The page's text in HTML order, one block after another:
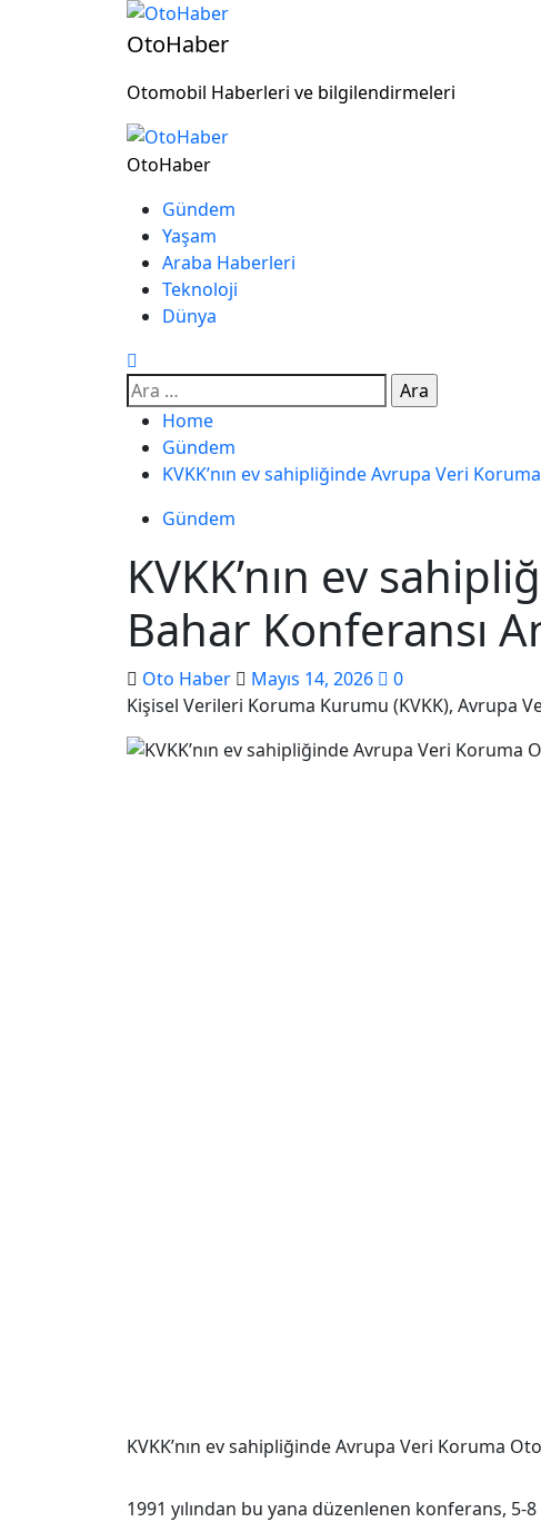
OtoHaber
Otomobil Haberleri ve bilgilendirmeleri
OtoHaber
Gündem
Yaşam
Araba Haberleri
Teknoloji
Dünya
Home
Gündem
KVKK’nın ev sahipliğinde Avrupa Veri
Gündem
KVKK’nın ev
Bahar Konferansı
Oto Haber Mayıs 14, 2026
0
Kişisel Verileri Koruma Kurumu (KVKK), Avrupa
KVKK’nın ev sahipliğinde Avrupa Veri Koruma
1991 yılından bu yana düzenlenen konferans,